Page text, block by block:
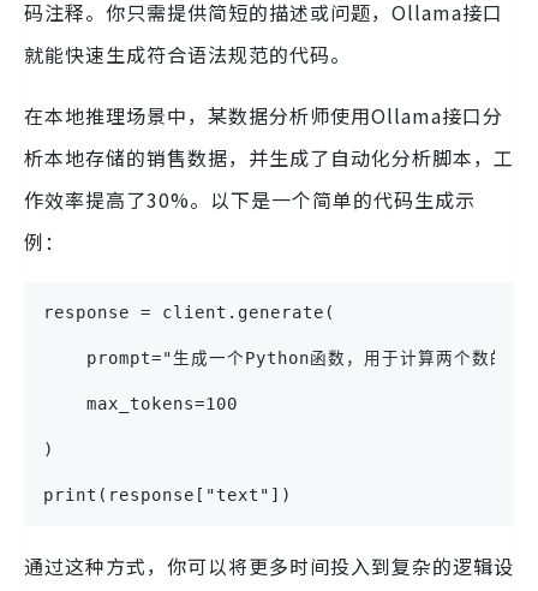
码注释。你只需提供简短的描述或问题，Ollama接口
就能快速生成符合语法规范的代码。
在本地推理场景中，某数据分析师使用Ollama接口分
析本地存储的销售数据，并生成了自动化分析脚本，工
作效率提高了30%。以下是一个简单的代码生成示
例：
response = client.generate(
prompt="生成一个Python函数，用于计算两个数的最
    max_tokens=100
)
print(response["text"])
通过这种方式，你可以将更多时间投入到复杂的逻辑设